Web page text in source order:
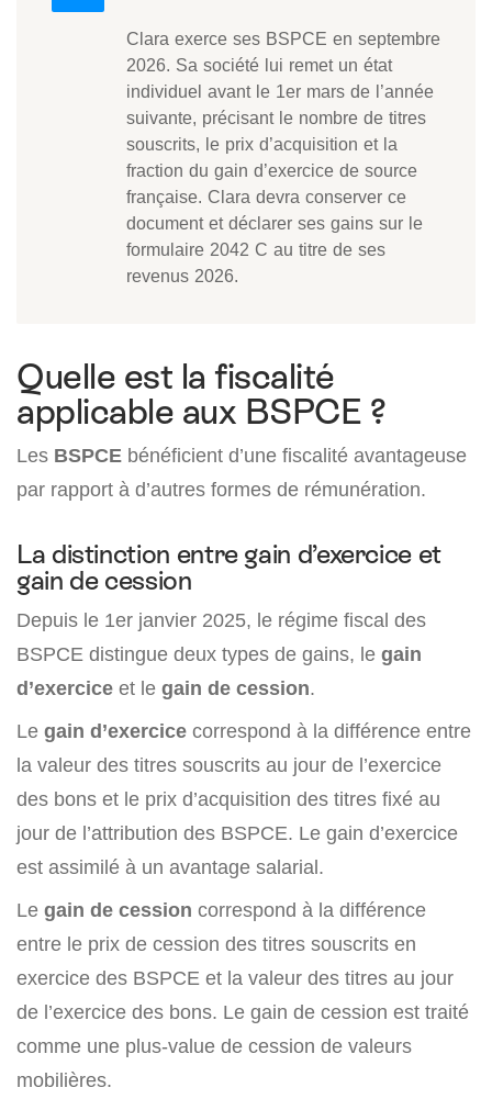
Clara exerce ses BSPCE en septembre
2026. Sa société lui remet un état
individuel avant le 1er mars de l’année
suivante, précisant le nombre de titres
souscrits, le prix d’acquisition et la
fraction du gain d’exercice de source
française. Clara devra conserver ce
document et déclarer ses gains sur le
formulaire 2042 C au titre de ses
revenus 2026.
Quelle est la fiscalité
applicable aux BSPCE ?
Les BSPCE bénéficient d’une fiscalité avantageuse
par rapport à d’autres formes de rémunération.
La distinction entre gain d’exercice et
gain de cession
Depuis le 1er janvier 2025, le régime fiscal des
BSPCE distingue deux types de gains, le gain
d’exercice et le gain de cession.
Le gain d’exercice correspond à la différence entre
la valeur des titres souscrits au jour de l’exercice
des bons et le prix d’acquisition des titres fixé au
jour de l’attribution des BSPCE. Le gain d’exercice
est assimilé à un avantage salarial.
Le gain de cession correspond à la différence
entre le prix de cession des titres souscrits en
exercice des BSPCE et la valeur des titres au jour
de l’exercice des bons. Le gain de cession est traité
comme une plus-value de cession de valeurs
mobilières.